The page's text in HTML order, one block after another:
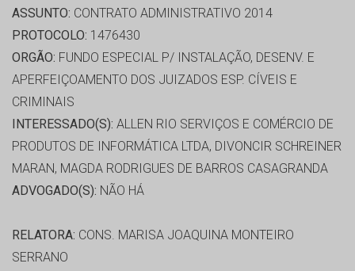
ASSUNTO: CONTRATO ADMINISTRATIVO 2014
PROTOCOLO: 1476430
ORGÃO: FUNDO ESPECIAL P/ INSTALAÇÃO, DESENV. E
APERFEIÇOAMENTO DOS JUIZADOS ESP. CÍVEIS E
CRIMINAIS
INTERESSADO(S): ALLEN RIO SERVIÇOS E COMÉRCIO DE
PRODUTOS DE INFORMÁTICA LTDA, DIVONCIR SCHREINER
MARAN, MAGDA RODRIGUES DE BARROS CASAGRANDA
ADVOGADO(S): NÃO HÁ
RELATORA: CONS. MARISA JOAQUINA MONTEIRO
SERRANO